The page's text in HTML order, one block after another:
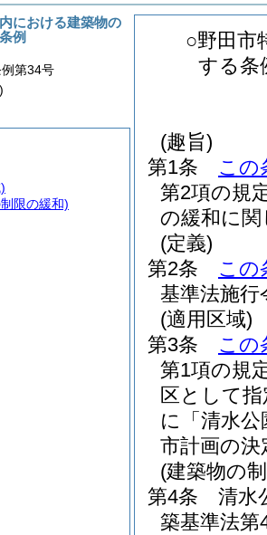
○野田市
する条
(趣旨)
第1条
この
第2項の規
の緩和に
(定義)
第2条
この
基準法施行
(適用区域)
第3条
この
第1項の規
区として
に「清水
市計画の
(建築物の
第4条
清水
築基準法
における建築物の
例
第34号
限の緩和)